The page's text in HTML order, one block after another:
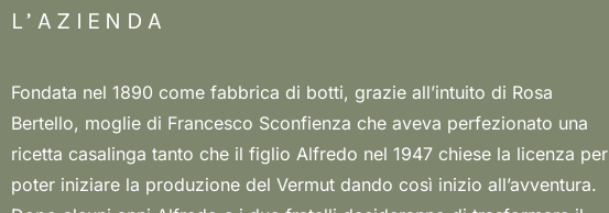
L’AZIENDA
Fondata nel 1890 come fabbrica di botti, grazie all’intuito di Rosa
Bertello, moglie di Francesco Sconfienza che aveva perfezionato una
ricetta casalinga tanto che il figlio Alfredo nel 1947 chiese la licenza per
poter iniziare la produzione del Vermut dando così inizio all’avventura.
come l’estrazione a freddo delle essenze, produce dei Vermut dove i
profumi e la ricchezza degli estratti sono perfettamente riconoscibili in
ogni bottiglia. Dalla macinatura delle erbe con un vecchio mulino a
martelli, passando per l’estrazione e l’illimpidimento per ben 10 giorni,